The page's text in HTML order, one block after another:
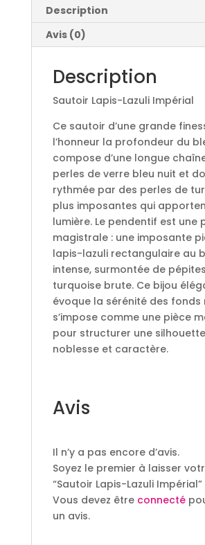
Description
Avis (0)
Description
Sautoir Lapis-Lazuli Impérial
Ce sautoir d’une grande
l’honneur la profondeur du
compose d’une longue
perles de verre bleu nuit et
rythmée par des perles de
plus imposantes qui
lumière. Le pendentif est une
magistrale : une imposante
lapis-lazuli rectangulaire au
intense, surmontée de
turquoise brute. Ce bijou
évoque la sérénité des fonds
s’impose comme une pièce
pour structurer une
noblesse et caractère.
Avis
Il n’y a pas encore d’avis.
Soyez le premier à laisser
“Sautoir Lapis-Lazuli Impérial”
Vous devez être connecté
un avis.